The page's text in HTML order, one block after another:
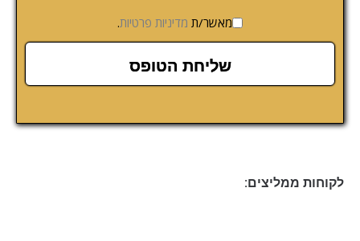
מאשר/ת מדיניות פרטיות.
לקוחות ממליצים: